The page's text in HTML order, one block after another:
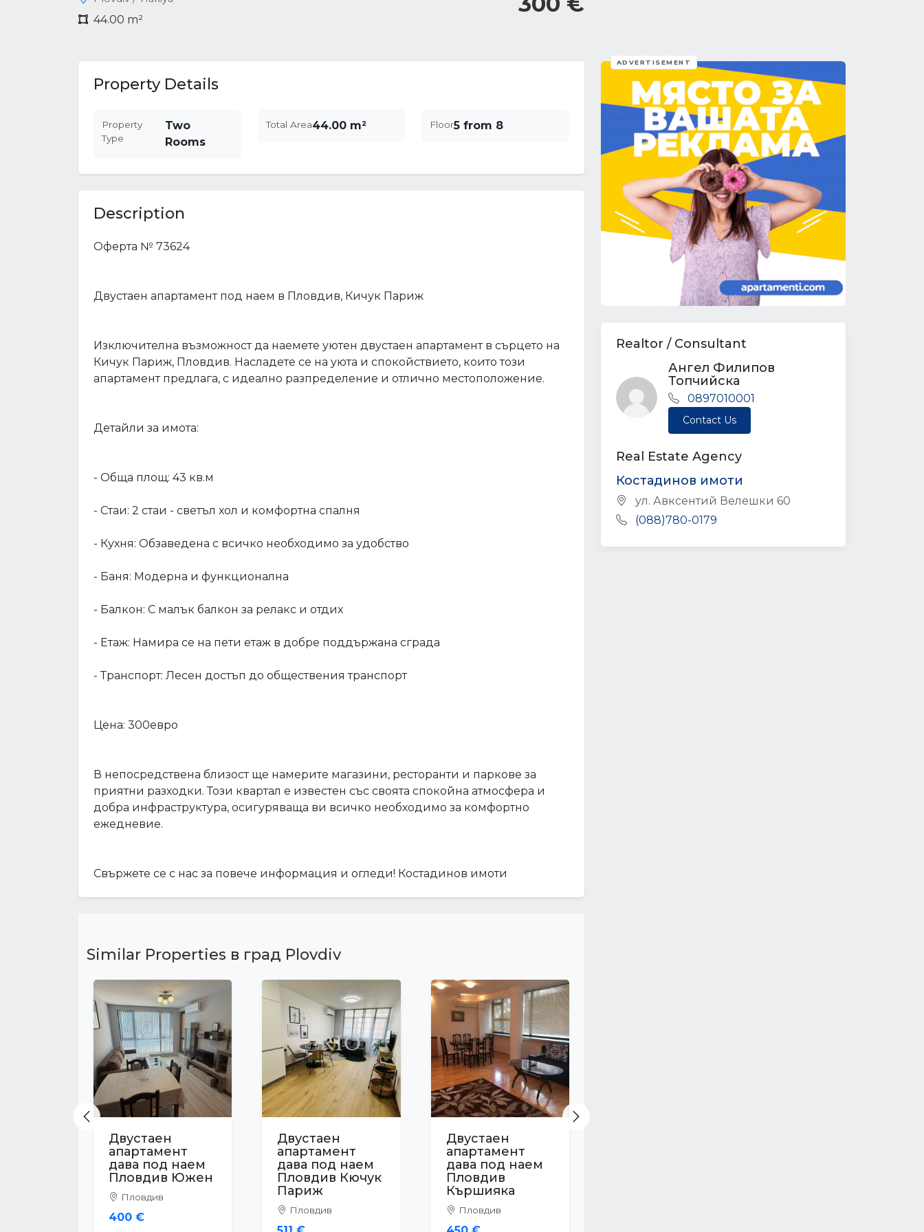
44.00 m²
Property Details
Property
Type
Two
Rooms
Total Area44.00 m² Floor5 from 8
Description
Оферта № 73624
Двустаен апартамент под наем в Пловдив, Кичук Париж
Изключителна възможност да наемете уютен двустаен апартамент в сърцето на
Кичук Париж, Пловдив. Насладете се на уюта и спокойствието, които този
апартамент предлага, с идеално разпределение и отлично местоположение.
Детайли за имота:
- Обща площ: 43 кв.м
- Стаи: 2 стаи - светъл хол и комфортна спалня
- Кухня: Обзаведена с всичко необходимо за удобство
- Баня: Модерна и функционална
- Балкон: С малък балкон за релакс и отдих
- Етаж: Намира се на пети етаж в добре поддържана сграда
- Транспорт: Лесен достъп до обществения транспорт
Цена: 300евро
В непосредствена близост ще намерите магазини, ресторанти и паркове за
приятни разходки. Този квартал е известен със своята спокойна атмосфера и
добра инфраструктура, осигуряваща ви всичко необходимо за комфортно
ежедневие.
Свържете се с нас за повече информация и огледи! Костадинов имоти
Similar Properties в град Plovdiv
Двустаен
апартамент
дава под наем
Пловдив
Кършияка
Двустаен
апартамент
дава под наем
Пловдив
Тракия
Пловдив
Двустаен
апартамент
дава под наем
Пловдив
Кършияка
Пловдив
Previous Next
ADVERTISEMENT
Realtor / Consultant
Ангел Филипов
Топчийска
0897010001
Contact Us
Real Estate Agency
Костадинов имоти
ул. Авксентий Велешки 60
(088)780-0179